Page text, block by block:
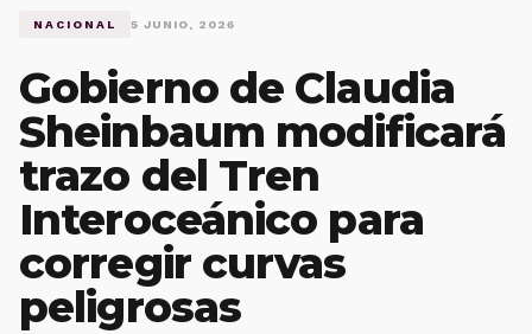
NACIONAL 5 JUNIO, 2026
Gobierno de Claudia
Sheinbaum modificará
trazo del Tren
Interoceánico para
corregir curvas
peligrosas